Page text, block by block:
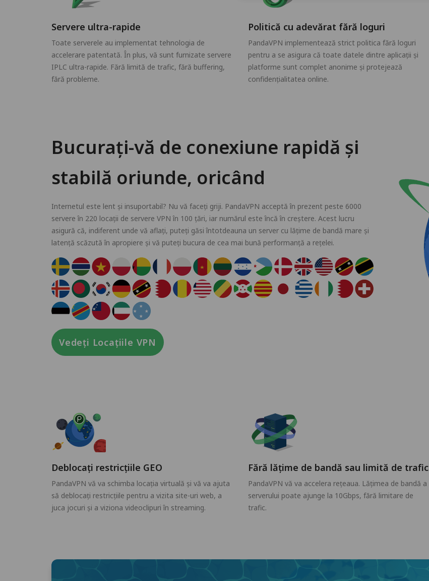
Servere ultra-rapide
Toate serverele au implementat tehnologia de
accelerare patentată. În plus, vă sunt furnizate servere
IPLC ultra-rapide. Fără limită de trafic, fără buffering,
fără probleme.
Politică cu adevărat fără loguri
PandaVPN implementează strict politica fără loguri
pentru a se asigura că toate datele dintre aplicații și
platforme sunt complet anonime și protejează
confidențialitatea online.
Bucurați-vă de conexiune rapidă și
stabilă oriunde, oricând
Internetul este lent și insuportabil? Nu vă faceți griji. PandaVPN acceptă în prezent peste 6000
servere în 220 locații de servere VPN în 100 țări, iar numărul este încă în creștere. Acest lucru
asigură că, indiferent unde vă aflați, puteți găsi întotdeauna un server cu lățime de bandă mare și
latență scăzută în apropiere și vă puteți bucura de cea mai bună performanță a rețelei.
Vedeți Locațiile VPN
Deblocați restricțiile GEO
PandaVPN vă va schimba locația virtuală și vă va ajuta
să deblocați restricțiile pentru a vizita site-uri web, a
juca jocuri și a viziona videoclipuri în streaming.
Fără lățime de bandă sau limită de trafic
PandaVPN vă va accelera rețeaua. Lățimea de bandă a
serverului poate ajunge la 10Gbps, fără limitare de
trafic.